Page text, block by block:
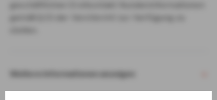
Weitere Informationen anzeigen